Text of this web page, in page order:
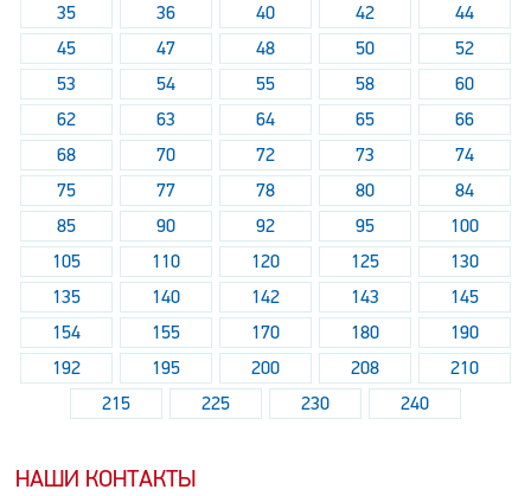
35
36 40 42
44
45
47 48 50
52
53
54 55 58
60
62
63 64 65
66
68
70 72 73
74
75
77 78 80
84
85
90 92 95
100
105
110 120 125
130
135
140 142 143
145
154
155 170 180
190
192
195 200 208
210
215
225 230 240
НАШИ КОНТАКТЫ